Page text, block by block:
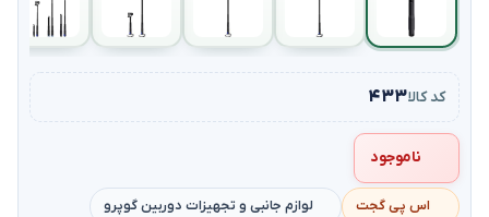
کد کالا۴۳۳
ناموجود
اس پی گجت لوازم جانبی و تجهیزات دوربین گوپرو